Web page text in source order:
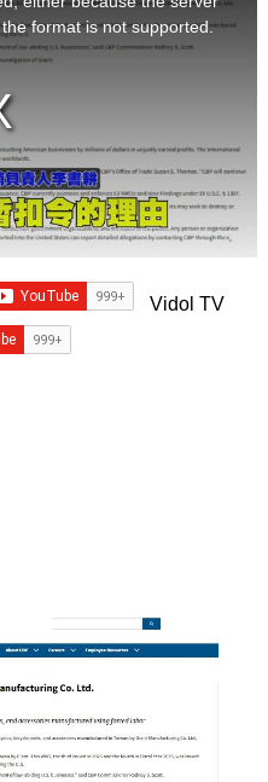
format is not supported.
Vidol TV